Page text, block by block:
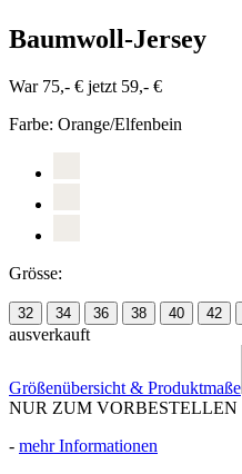
Baumwoll-Jersey
War 75,- € jetzt 59,- €
Farbe: Orange/Elfenbein
Grösse:
32 34 36 38 40 42
ausverkauft
Größenübersicht & Produktmaße
NUR ZUM VORBESTELLEN
- mehr Informationen